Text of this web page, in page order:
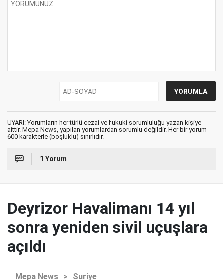
UYARI: Yorumların her türlü cezai ve hukuki sorumluluğu yazan kişiye
aittir. Mepa News, yapılan yorumlardan sorumlu değildir. Her bir yorum
600 karakterle (boşluklu) sınırlıdır.
1 Yorum
Deyrizor Havalimanı 14 yıl
sonra yeniden sivil uçuşlara
açıldı
Mepa News > Suriye